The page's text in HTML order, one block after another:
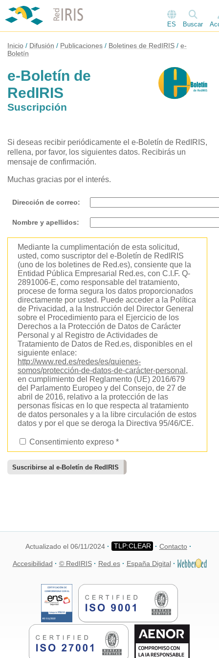
ES Buscar
Inicio Difusión Publicaciones Boletines de RedIRIS
e-
Boletín
e-Boletín de
RedIRIS
Suscripción
Si deseas recibir periódicamente el e-Boletín de RedIRIS,
rellena, por favor, los siguientes datos. Recibirás un
mensaje de confirmación.
Muchas gracias por el interés.
Dirección de correo:
Nombre y apellidos:
Mediante la cumplimentación de esta solicitud,
usted, como suscriptor del e-Boletín de RedIRIS
(uno de los boletines de Red.es), consiente que la
Entidad Pública Empresarial Red.es, con C.I.F. Q-
2891006-E, como responsable del tratamiento,
procese de forma segura los datos proporcionados
directamente por usted. Puede acceder a la Política
de Privacidad, a la Instrucción del Director General
sobre el Procedimiento para el Ejercicio de los
Derechos a la Protección de Datos de Carácter
Personal y al Registro de Actividades de
Tratamiento de Datos de Red.es, disponibles en el
siguiente enlace:
http://www.red.es/redes/es/quienes-
somos/protección-de-datos-de-carácter-personal ,
en cumplimiento del Reglamento (UE) 2016/679
del Parlamento Europeo y del Consejo, de 27 de
abril de 2016, relativo a la protección de las
personas físicas en lo que respecta al tratamiento
de datos personales y a la libre circulación de estos
datos y por el que se deroga la Directiva 95/46/CE.
Consentimiento expreso *
Actualizado el 06/11/2024 Contacto
Accesibilidad © RedIRIS Red.es España Digital